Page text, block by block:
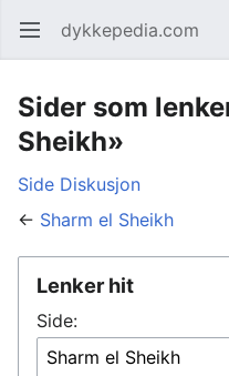
Åpne hovedmenyen dykkepedia.com
Sider som
Sheikh»
Side Diskusjon
← Sharm el Sheikh
Lenker hit
Side: